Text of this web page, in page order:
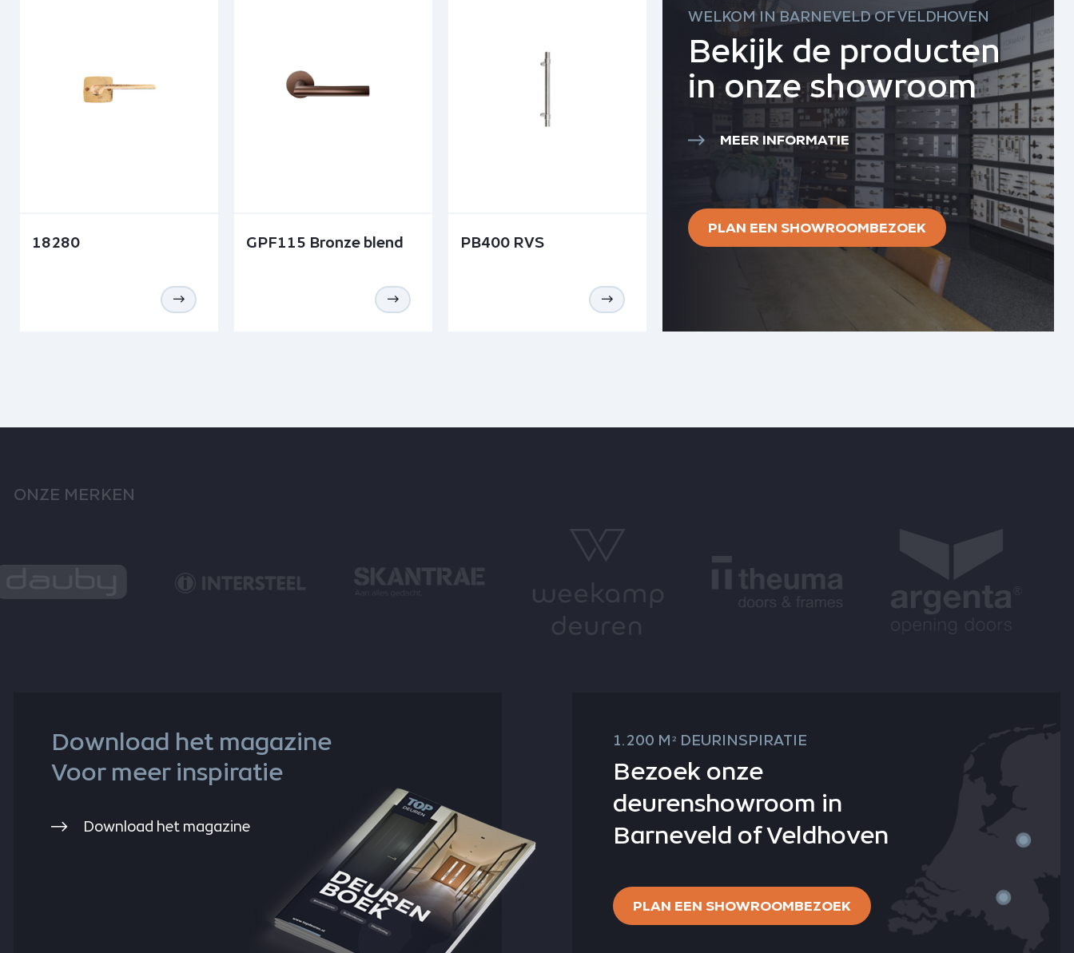
18280 GPF115 Bronze blend PB400 RVS
WELKOM IN BARNEVELD OF VELDHOVEN
Bekijk de producten
in onze showroom
MEER INFORMATIE
PLAN EEN SHOWROOMBEZOEK
ONZE MERKEN
Download het magazine
Voor meer inspiratie
Download het magazine
1.200 M 2 DEURINSPIRATIE
Bezoek onze
deurenshowroom in
Barneveld of Veldhoven
PLAN EEN SHOWROOMBEZOEK